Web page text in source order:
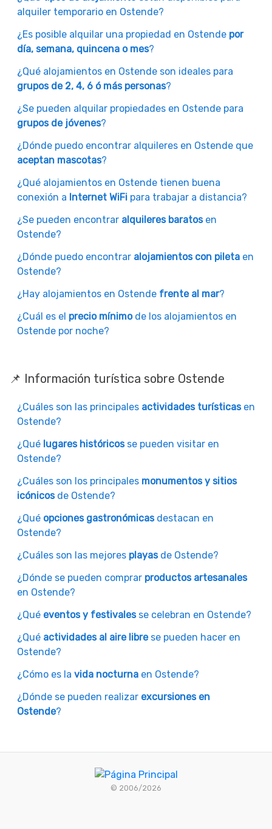
alquiler temporario en Ostende?
¿Es posible alquilar una propiedad en Ostende por
día, semana, quincena o mes?
¿Qué alojamientos en Ostende son ideales para
grupos de 2, 4, 6 ó más personas?
¿Se pueden alquilar propiedades en Ostende para
grupos de jóvenes?
¿Dónde puedo encontrar alquileres en Ostende que
aceptan mascotas?
¿Qué alojamientos en Ostende tienen buena
conexión a Internet WiFi para trabajar a distancia?
¿Se pueden encontrar alquileres baratosen
Ostende?
¿Dónde puedo encontrar alojamientos con pileta en
Ostende?
¿Hay alojamientos en Ostende frente al mar?
¿Cuál es el precio mínimode los alojamientos en
Ostende por noche?
📌 Información turística sobre Ostende
¿Cuáles son las principales actividades turísticasen
Ostende?
¿Qué lugares históricosse pueden visitar en
Ostende?
¿Cuáles son los principales monumentos y sitios
icónicosde Ostende?
¿Qué opciones gastronómicasdestacan en
Ostende?
¿Cuáles son las mejores playasde Ostende?
¿Dónde se pueden comprar productos artesanales
en Ostende?
¿Qué eventos y festivalesse celebran en Ostende?
¿Qué actividades al aire librese pueden hacer en
Ostende?
¿Cómo es la vida nocturna en Ostende?
¿Dónde se pueden realizar excursiones en
Ostende?
© 2006/2026